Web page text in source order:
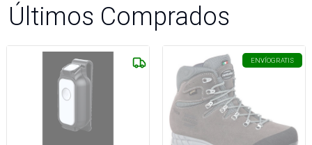
Últimos Comprados
ENVÍOGRATIS